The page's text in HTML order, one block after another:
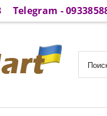
Telegram -